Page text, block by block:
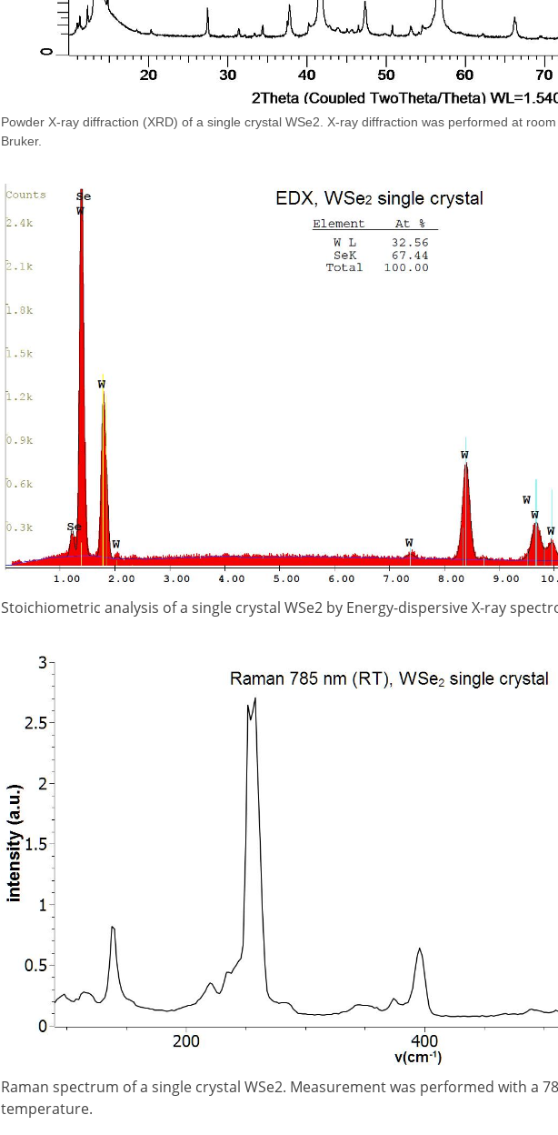
Powder X-ray diffraction (XRD) of a single crystal WSe2. X-ray diffraction was performed at
Bruker.
Stoichiometric analysis of a single crystal WSe2 by Energy-dispersive X-ray
Raman spectrum of a single crystal WSe2. Measurement was performed with a
temperature.